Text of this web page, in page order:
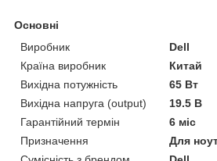
Основні
Виробник
Dell
Країна виробник
Китай
Вихідна потужність
65 Вт
Вихідна напруга (output)
19.5 В
Гарантійний термін
6 міс
Призначення
Для